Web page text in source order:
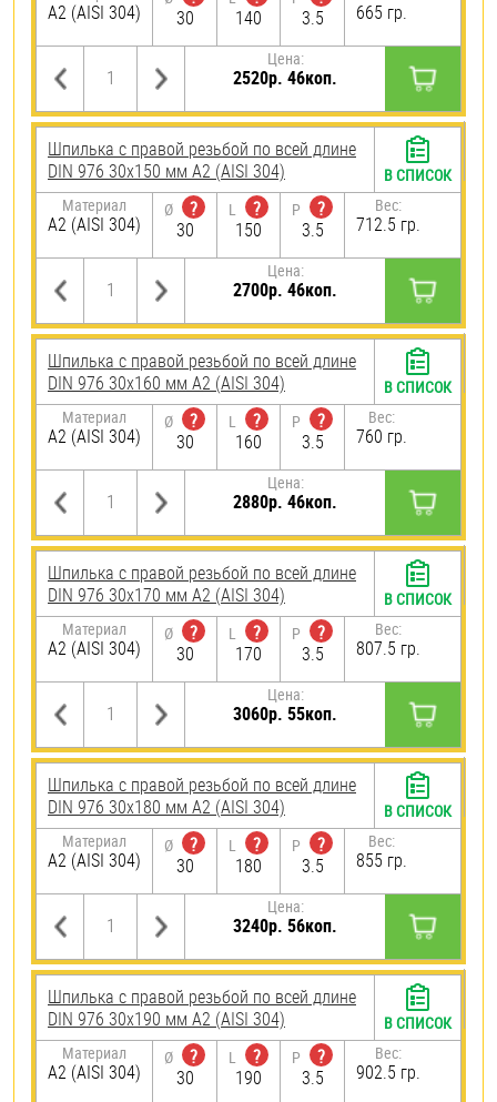
А2 (AISI 304)
30
140
3.5
665 гр.
Цена:
2520р. 46коп.
Шпилька с правой резьбой по всей длине
DIN 976 30х150 мм А2 (AISI 304)
Материал
А2 (AISI 304)
Ø
?
30
L
?
150
P
?
3.5
Вес:
712.5 гр.
Цена:
2700р. 46коп.
В СПИСОК
Шпилька с правой резьбой по всей длине
DIN 976 30х160 мм А2 (AISI 304)
Материал
А2 (AISI 304)
Ø
?
30
L
?
160
P
?
3.5
Вес:
760 гр.
Цена:
2880р. 46коп.
В СПИСОК
Шпилька с правой резьбой по всей длине
DIN 976 30х170 мм А2 (AISI 304)
Материал
А2 (AISI 304)
Ø
?
30
L
?
170
P
?
3.5
Вес:
807.5 гр.
Цена:
3060р. 55коп.
В СПИСОК
Шпилька с правой резьбой по всей длине
DIN 976 30х180 мм А2 (AISI 304)
Материал
А2 (AISI 304)
Ø
?
30
L
?
180
P
?
3.5
Вес:
855 гр.
Цена:
3240р. 56коп.
В СПИСОК
Шпилька с правой резьбой по всей длине
DIN 976 30х190 мм А2 (AISI 304)
Материал
А2 (AISI 304)
Ø
?
30
L
?
190
P
?
3.5
Вес:
902.5 гр.
В СПИСОК